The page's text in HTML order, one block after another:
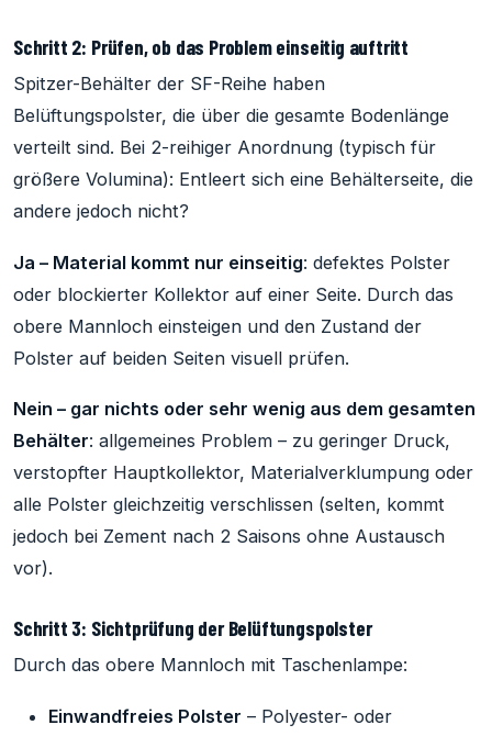
Schritt 2: Prüfen, ob das Problem einseitig auftritt
Spitzer-Behälter der SF-Reihe haben
Belüftungspolster, die über die gesamte Bodenlänge
verteilt sind. Bei 2-reihiger Anordnung (typisch für
größere Volumina): Entleert sich eine Behälterseite, die
andere jedoch nicht?
Ja – Material kommt nur einseitig: defektes Polster
oder blockierter Kollektor auf einer Seite. Durch das
obere Mannloch einsteigen und den Zustand der
Polster auf beiden Seiten visuell prüfen.
Nein – gar nichts oder sehr wenig aus dem gesamten
Behälter: allgemeines Problem – zu geringer Druck,
verstopfter Hauptkollektor, Materialverklumpung oder
alle Polster gleichzeitig verschlissen (selten, kommt
jedoch bei Zement nach 2 Saisons ohne Austausch
vor).
Schritt 3: Sichtprüfung der Belüftungspolster
Durch das obere Mannloch mit Taschenlampe:
Einwandfreies Polster – Polyester- oder